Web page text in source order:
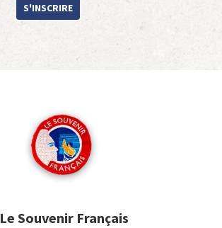
S'INSCRIRE
Le Souvenir Français